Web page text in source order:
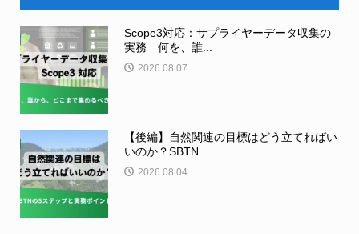
Scope3対応：サプライヤーデータ収集の
実務 何を、誰...
2026.08.07
【後編】自然関連の目標はどう立てればい
いのか？SBTN...
2026.08.04